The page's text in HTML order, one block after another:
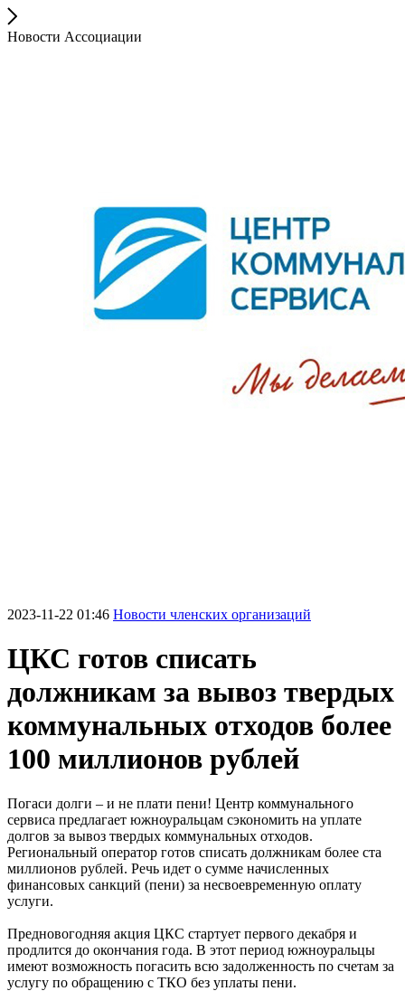
Новости Ассоциации
2023-11-22 01:46 Новости членских организаций
ЦКС готов списать
должникам за вывоз твердых
коммунальных отходов более
100 миллионов рублей
Погаси долги – и не плати пени! Центр коммунального
сервиса предлагает южноуральцам сэкономить на уплате
долгов за вывоз твердых коммунальных отходов.
Региональный оператор готов списать должникам более ста
миллионов рублей. Речь идет о сумме начисленных
финансовых санкций (пени) за несвоевременную оплату
услуги.
Предновогодняя акция ЦКС стартует первого декабря и
продлится до окончания года. В этот период южноуральцы
имеют возможность погасить всю задолженность по счетам за
услугу по обращению с ТКО без уплаты пени.